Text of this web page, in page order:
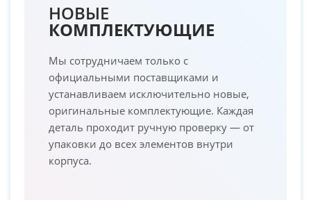
НОВЫЕ
КОМПЛЕКТУЮЩИЕ
Мы сотрудничаем только с
официальными поставщиками и
устанавливаем исключительно новые,
оригинальные комплектующие. Каждая
деталь проходит ручную проверку — от
упаковки до всех элементов внутри
корпуса.